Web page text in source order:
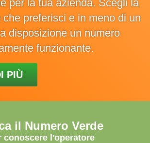
per la tua azienda. Scegli la
preferisci e in meno di un
disposizione un numero
funzionante.
PIÙ
il Numero Verde
conoscere l'operatore